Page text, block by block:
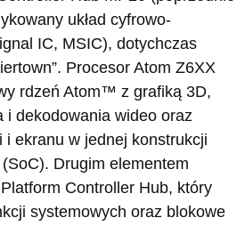
układ cyfrowo-
IC, MSIC), dotychczas
Procesor Atom Z6XX
rdzeń Atom™ z grafiką 3D,
i dekodowania wideo oraz
i ekranu w jednej konstrukcji
Drugim elementem
Controller Hub, który
systemowych oraz blokowe